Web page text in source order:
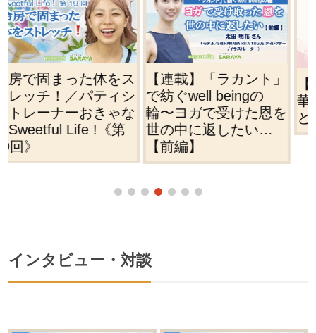
【連載】「ラカント」
で紡ぐwell beingの
輪〜ヨガで受けた恩を
世の中に返したい…
【前編】
【連載】薬剤師・紗耶
華の奮闘記⑥／優しさ
とお節介の境界線
インタビュー・対談